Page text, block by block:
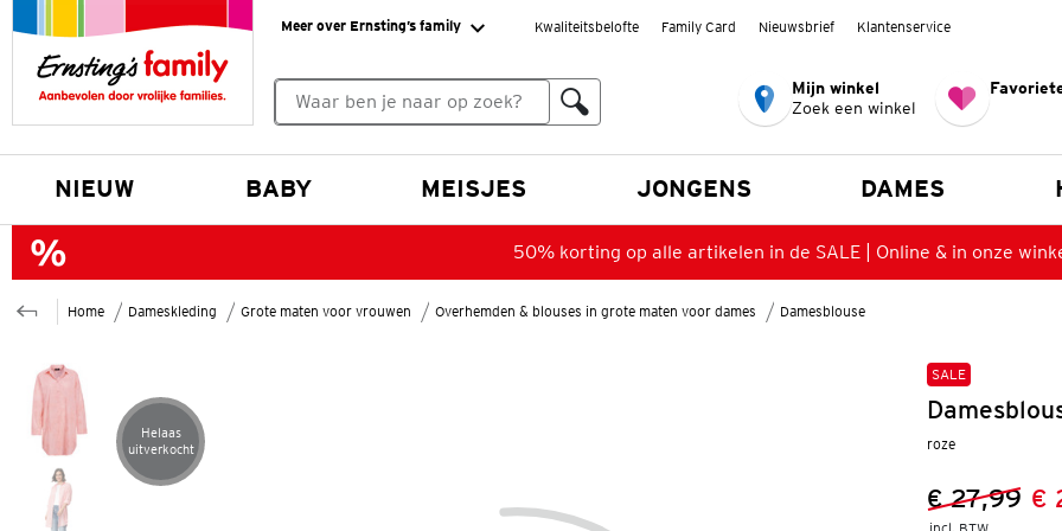
Meer over Ernsting’s family Kwaliteitsbelofte Family Card Nieuwsbrief Klantenservice
Mijn winkel
Zoek een winkel
NIEUW BABY MEISJES JONGENS DAMES
50% korting op alle artikelen in de SALE | Online & in onze
Home Dameskleding Grote maten voor vrouwen Overhemden & blouses in grote maten voor dames Damesblouse
Artikel helaas uitverkocht
Helaas
uitverkocht
SALE
roze
Vorige
€ 27,99
Nieuwe €